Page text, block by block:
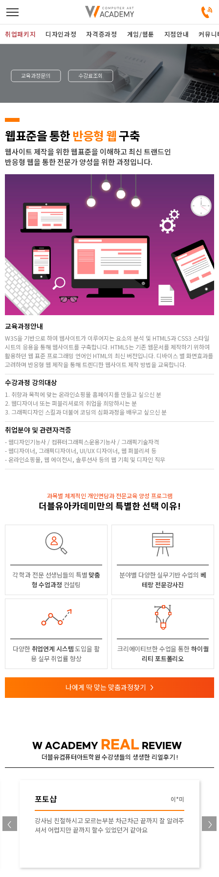
게임과정
자격증과정
커뮤니티
취업패키지
취업지원센터
고객상담센터
아카데미소개
지점별 홈페이지
취업패키지 디자인과정 자격증과정 게임/웹툰 지점안내 커뮤니
교육과정문의 수강료조회
웹표준을 통한반응형 웹구축
웹사이트 제작을 위한 웹표준을 이해하고 최신 트랜드인
반응형 웹을 통한 전문가 양성을 위한 과정입니다.
교육과정안내
W3S을 기반으로 하여 웹사이트가 이루어지는 요소의 분석 및 HTML5과 CSS3 스타일
시트의 응용을 통해 웹사이트를 구축합니다. HTML5는 기존 웹문서를 제작하기 위하여
활용하던 웹 표준 프로그래밍 언어인 HTML의 최신 버전입니다. 디바이스 별 화면효과를
고려하며 반응형 웹 제작을 통해 트렌디한 웹사이트 제작 방법을 교육합니다.
수강과정 강의대상
1. 취향과 목적에 맞는 온라인쇼핑몰 홈페이지를 만들고 싶으신 분
2. 웹디자이너 또는 퍼블리셔로의 취업을 희망하시는 분
3. 그래픽디자인 스킬과 더불어 코딩의 심화과정을 배우고 싶으신 분
취업분야 및 관련자격증
- 웹디자인기능사 / 컴퓨터그래픽스운용기능사 / 그래픽기술자격
- 웹디자이너, 그래픽디자이너, UI/UX 디자이너, 웹 퍼블리셔 등
- 온라인쇼핑몰, 웹 에이전시, 솔루션사 등의 웹 기획 및 디자인 직무
과목별 체계적인 개인면담과 전문교육 양성 프로그램
더블유아카데미만의 특별한 선택 이유!
각 학과 전문 선생님들의 특별 맞춤
형 수업과정 컨설팅
분야별 다양한 실무기반 수업의 베
테랑 전문강사진
다양한취업연계 시스템도입을 활
용실무 취업률 향상
크리에이티브한 수업을 통한하이퀄
리티 포트폴리오
나에게 딱 맞는 맞춤과정찾기 >
W ACADEMY REAL REVIEW
더블유컴퓨터아트학원 수강생들의 생생한 리얼후기 !
일러스트 박*나
일러스트 수업이 처음이고, 막막했는데, 기초부터 차근히
가르쳐 주셔서, 아주 천천히지만, 따라갔던 거 같습니다.
라가고 있는 중입니다. 감사합니다 :)